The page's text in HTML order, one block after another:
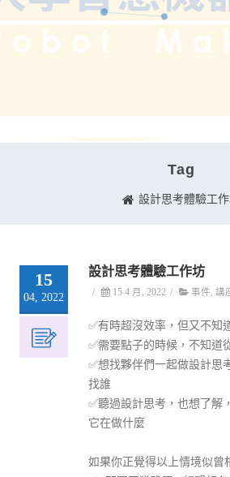
Tag
設計思考體驗工
15
04, 2022
設計思考體驗工作坊
/ 15 4 月, 2022 / 事件 講
✅有時超沒效率，但又不知
✅需要點子的時候，不知道
✅想找夥伴們一起做設計思
找誰
✅聽過設計思考，也想了解
它在做什麼
如果你正覺得以上情境似曾